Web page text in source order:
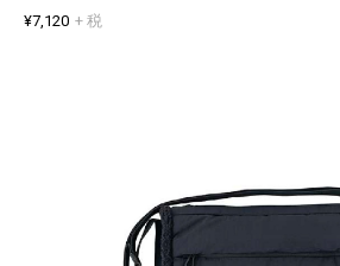
¥7,120 + 税